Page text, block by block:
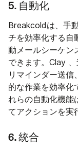
5. 自動化
Breakcoldは、手
チを効率化する自
動メールシーケン
できます。Clay
リマインダー送信
的な作業を効率化
れらの自動化機能
てアクションを実
6. 統合